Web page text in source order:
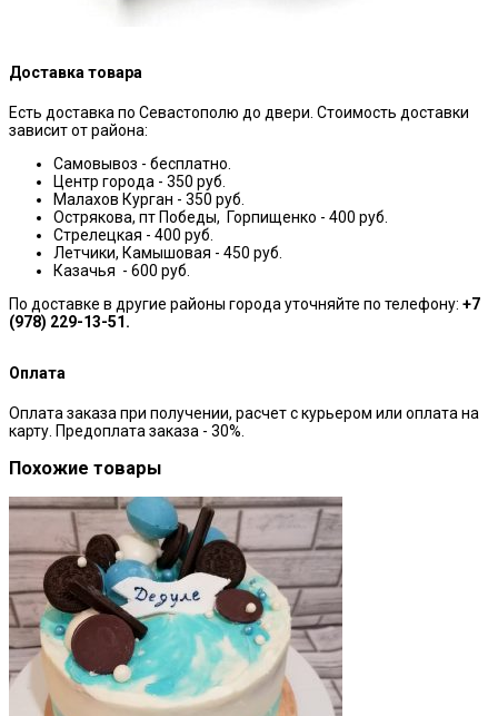
Доставка товара
Есть доставка по Севастополю до двери. Стоимость доставки
зависит от района:
Самовывоз - бесплатно.
Центр города - 350 руб.
Малахов Курган - 350 руб.
Острякова, пт Победы, Горпищенко - 400 руб.
Стрелецкая - 400 руб.
Летчики, Камышовая - 450 руб.
Казачья - 600 руб.
По доставке в другие районы города уточняйте по телефону: +7
(978) 229-13-51.
Оплата
Оплата заказа при получении, расчет с курьером или оплата на
карту. Предоплата заказа - 30%.
Похожие товары